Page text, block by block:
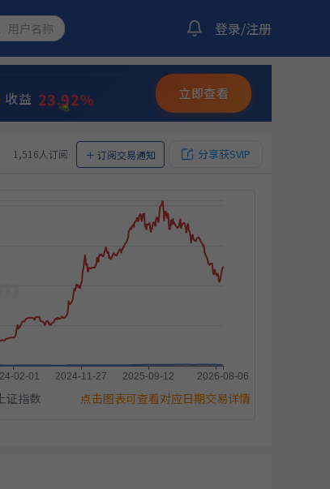
登录/注册
💫
收益 12.36%
12.20%
立即查看
1,516人订阅 ＋ 订阅交易通知 分享获SVIP
证指数 点击图表可查看对应日期交易详情